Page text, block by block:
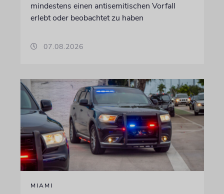
mindestens einen antisemitischen Vorfall
erlebt oder beobachtet zu haben
07.08.2026
MIAMI